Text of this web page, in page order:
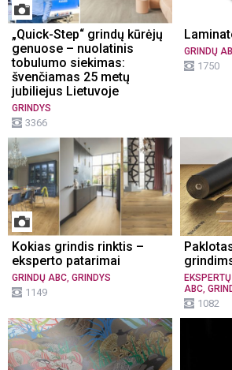
„Quick-Step“ grindų kūrėjų
genuose – nuolatinis
tobulumo siekimas:
švenčiamas 25 metų
jubiliejus Lietuvoje
GRINDYS
3366
GRINDŲ
1750
Kokias grindis rinktis –
eksperto patarimai
GRINDŲ ABC, GRINDYS
1149
ABC,
1082